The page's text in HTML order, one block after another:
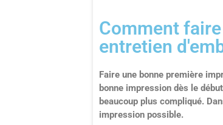
Comment
entretien
Faire une bonne première
bonne impression dès le
beaucoup plus compliqué.
impression possible.